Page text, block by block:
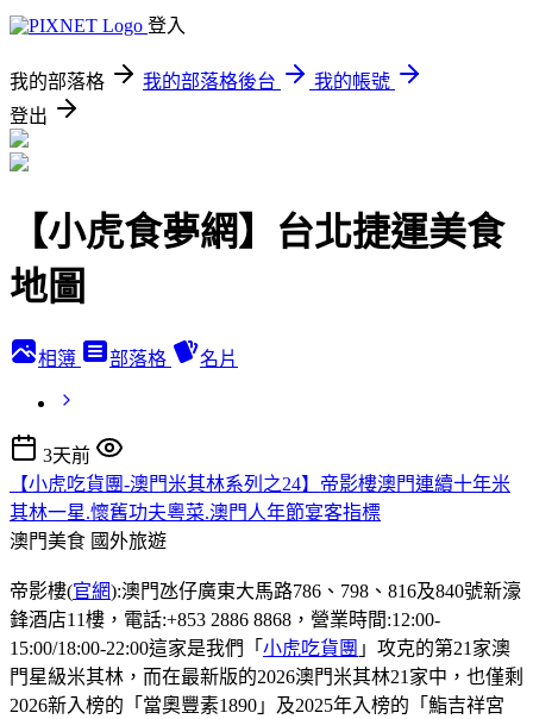
登入
我的部落格 我的部落格後台
我的帳號
登出
【小虎食夢網】台北捷運美食
地圖
相簿 部落格 名片
3天前
【小虎吃貨團-澳門米其林系列之24】帝影樓澳門連續十年米
其林一星.懷舊功夫粵菜.澳門人年節宴客指標
澳門美食 國外旅遊
帝影樓(官網):澳門氹仔廣東大馬路786、798、816及840號新濠
鋒酒店11樓，電話:+853 2886 8868，營業時間:12:00-
15:00/18:00-22:00這家是我們「 小虎吃貨團 」攻克的第21家澳
門星級米其林，而在最新版的2026澳門米其林21家中，也僅剩
2026新入榜的「當奧豐素1890」及2025年入榜的「鮨吉祥宮